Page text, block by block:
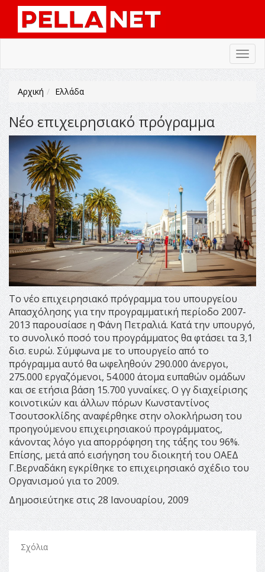
Αρχική Ελλάδα
Νέο επιχειρησιακό πρόγραμμα
Το νέο επιχειρησιακό πρόγραμμα του υπουργείου
Απασχόλησης για την προγραμματική περίοδο 2007-
2013 παρουσίασε η Φάνη Πετραλιά. Kατά την υπουργό,
το συνολικό ποσό του προγράμματος θα φτάσει τα 3,1
δισ. ευρώ. Σύμφωνα με το υπουργείο από το
πρόγραμμα αυτό θα ωφεληθούν 290.000 άνεργοι,
275.000 εργαζόμενοι, 54.000 άτομα ευπαθών ομάδων
και σε ετήσια βάση 15.700 γυναίκες. Ο γγ διαχείρισης
κοινοτικών και άλλων πόρων Κωνσταντίνος
Τσουτσοκλίδης αναφέρθηκε στην ολοκλήρωση του
προηγούμενου επιχειρησιακού προγράμματος,
κάνοντας λόγο για απορρόφηση της τάξης του 96%.
Επίσης, μετά από εισήγηση του διοικητή του ΟΑΕΔ
Γ.Βερναδάκη εγκρίθηκε το επιχειρησιακό σχέδιο του
Οργανισμού για το 2009.
Δημοσιεύτηκε στις 28 Ιανουαρίου, 2009
Σχόλια